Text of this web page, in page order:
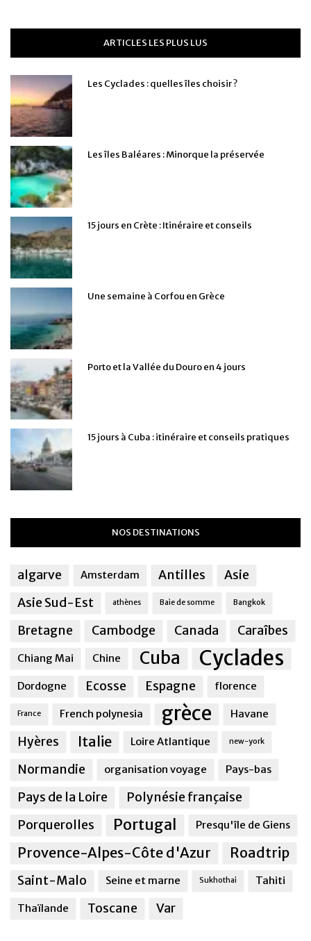
ARTICLES LES PLUS LUS
Les Cyclades : quelles îles choisir ?
Les îles Baléares : Minorque la préservée
15 jours en Crète : Itinéraire et conseils
Une semaine à Corfou en Grèce
Porto et la Vallée du Douro en 4 jours
15 jours à Cuba : itinéraire et conseils pratiques
NOS DESTINATIONS
algarve Amsterdam Antilles
Asie
Asie Sud-Est
athènes Baie de somme Bangkok
Bretagne Cambodge Canada Caraîbes
Chiang Mai Chine Cuba Cyclades
Dordogne Ecosse Espagne florence
France French polynesia grèce Havane
Hyères Italie Loire Atlantique new-york
Normandie organisation voyage Pays-bas
Pays de la Loire
Polynésie française
Porquerolles
Portugal Presqu'île de Giens
Provence-Alpes-Côte d'Azur Roadtrip
Saint-Malo Seine et marne Sukhothai Tahiti
Thaïlande Toscane Var